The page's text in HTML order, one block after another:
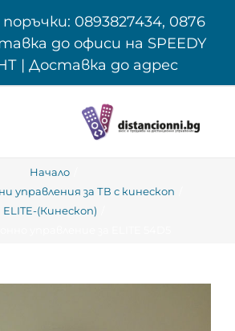
0893827434, 0876
до офиси на SPEEDY
| Доставка до адрес
Начало
управления за ТВ с кинескоп
ELITE-(Кинескоп)